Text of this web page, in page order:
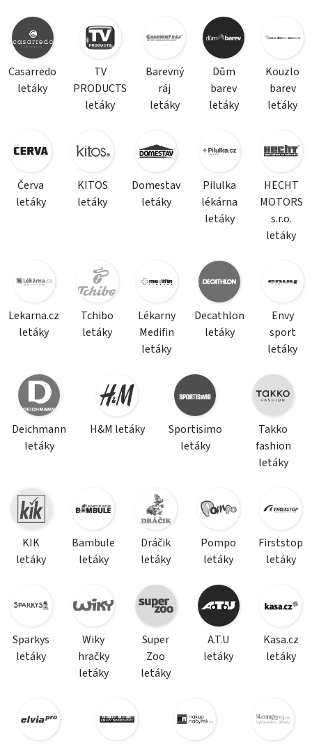
Casarredo
letáky
TV
PRODUCTS
letáky
Barevný
ráj
letáky
Dům
barev
letáky
Kouzlo
barev
letáky
Červa
letáky
KITOS
letáky
Domestav
letáky
Pilulka
lékárna
letáky
HECHT
MOTORS
s.r.o.
letáky
Lekarna.cz
letáky
Tchibo
letáky
Lékarny
Medifin
letáky
Decathlon
letáky
Envy
sport
letáky
Deichmann
letáky
H&M letáky
Sportisimo
letáky
Takko
fashion
letáky
KIK
letáky
Bambule
letáky
Dráčik
letáky
Pompo
letáky
Firststop
letáky
Sparkys
letáky
Wiky
hračky
letáky
Super
Zoo
letáky
A.T.U
letáky
Kasa.cz
letáky